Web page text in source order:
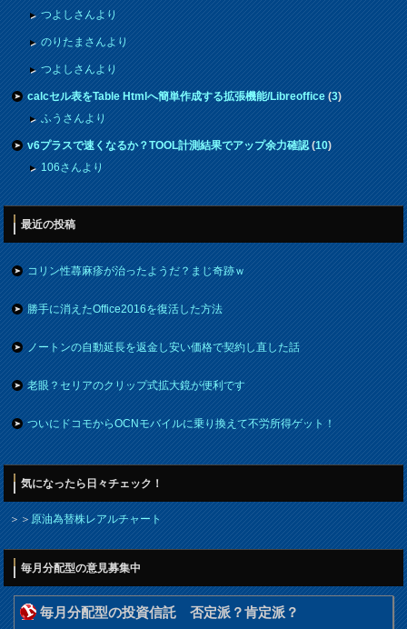
つよしさんより
のりたまさんより
つよしさんより
calcセル表をTable Htmlへ簡単作成する拡張機能/Libreoffice(3)
ふうさんより
v6プラスで速くなるか？TOOL計測結果でアップ余力確認(10)
106さんより
最近の投稿
コリン性蕁麻疹が治ったようだ？まじ奇跡ｗ
勝手に消えたOffice2016を復活した方法
ノートンの自動延長を返金し安い価格で契約し直した話
老眼？セリアのクリップ式拡大鏡が便利です
ついにドコモからOCNモバイルに乗り換えて不労所得ゲット！
気になったら日々チェック！
＞＞原油為替株レアルチャート
毎月分配型の意見募集中
毎月分配型の投資信託 否定派？肯定派？